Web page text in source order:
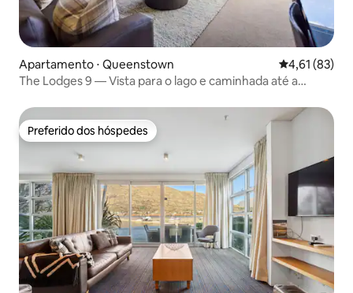
Apartamento ⋅ Queenstown 4,61 de uma
4,61 (83)
The Lodges 9 — Vista para o lago e caminhada até a
Preferido dos hóspedes
Preferido dos hóspedes